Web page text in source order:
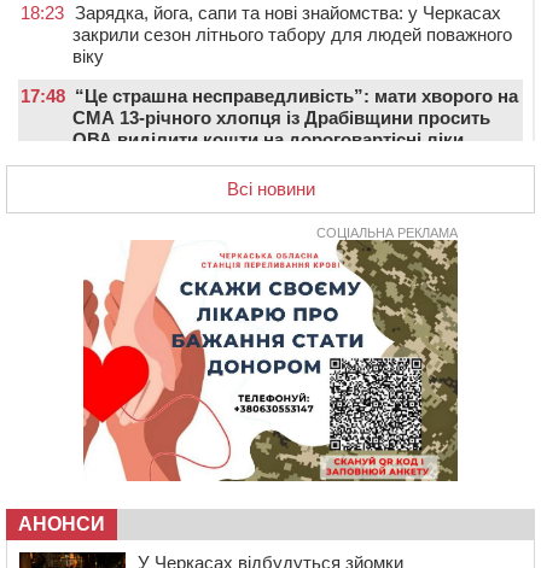
18:23 Зарядка, йога, сапи та нові знайомства: у Черкасах
закрили сезон літнього табору для людей поважного
віку
17:48 “Це страшна несправедливість”: мати хворого на
СМА 13-річного хлопця із Драбівщини просить
ОВА виділити кошти на дороговартісні ліки
На Уманщині судитимуть колишню очільницю відділу
освіти через закупівлю електрики за завищеною
У Черкасах провели в останню путь двох
загиблих воїнів
До 1 вересня у Черкасах оновлюють дорожню
розмітку біля навчальних закладів (ФОТОФАКТ)
На честь загиблого захисника і чемпіона світу в
Черкасах відкрили спортивно-реабілітаційний центр
На Звенигородщині, попри заборону міськради,
проведуть “Ше.Fest”
роботі електромереж та комунальних служб
14:02 На Черкащині намолотили перший мільйон тонн
Всі новини
СОЦІАЛЬНА РЕКЛАМА
АНОНСИ
У Черкасах відбудуться зйомки